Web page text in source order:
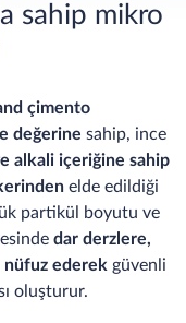
sahip mikro
çimento
değerine sahip, ince
alkali içeriğine sahip
elde edildiği
partikül boyutu ve
dar derzlere,
ederek güvenli
oluşturur.